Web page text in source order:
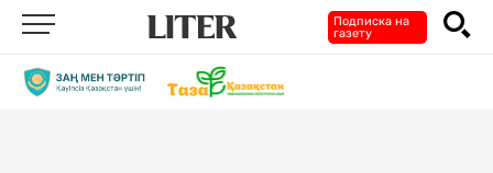
Подписка на
газету